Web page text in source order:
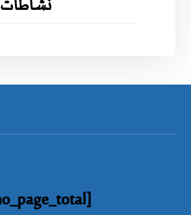
نشاطات
[rano_page_total]